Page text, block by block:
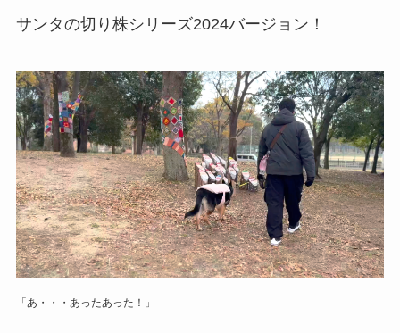
サンタの切り株シリーズ2024バージョン！
「あ・・・あったあった！」